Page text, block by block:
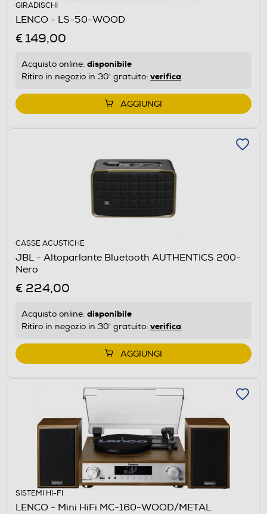
GIRADISCHI
LENCO - LS-50-WOOD
€ 149,00
Acquisto online: disponibile
Ritiro in negozio in 30' gratuito: verifica
AGGIUNGI
CASSE ACUSTICHE
JBL - Altoparlante Bluetooth AUTHENTICS 200-
Nero
€ 224,00
Acquisto online: disponibile
Ritiro in negozio in 30' gratuito: verifica
AGGIUNGI
SISTEMI HI-FI
LENCO - Mini HiFi MC-160-WOOD/METAL